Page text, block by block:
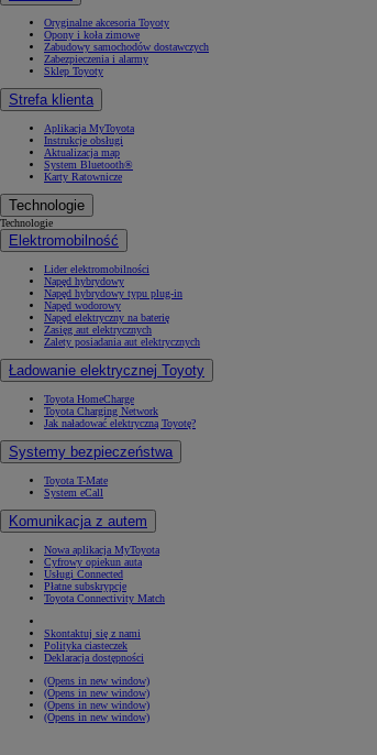
Oryginalne akcesoria Toyoty
Opony i koła zimowe
Zabudowy samochodów dostawczych
Zabezpieczenia i alarmy
Sklep Toyoty
Strefa klienta
Aplikacja MyToyota
Instrukcje obsługi
Aktualizacja map
System Bluetooth®
Karty Ratownicze
Technologie
Technologie
Elektromobilność
Lider elektromobilności
Napęd hybrydowy
Napęd hybrydowy typu plug-in
Napęd wodorowy
Napęd elektryczny na baterię
Zasięg aut elektrycznych
Zalety posiadania aut elektrycznych
Ładowanie elektrycznej Toyoty
Toyota HomeCharge
Toyota Charging Network
Jak naładować elektryczną Toyotę?
Systemy bezpieczeństwa
Toyota T-Mate
System eCall
Komunikacja z autem
Nowa aplikacja MyToyota
Cyfrowy opiekun auta
Usługi Connected
Płatne subskrypcje
Toyota Connectivity Match
Skontaktuj się z nami
Polityka ciasteczek
Deklaracja dostępności
(Opens in new window)
(Opens in new window)
(Opens in new window)
(Opens in new window)